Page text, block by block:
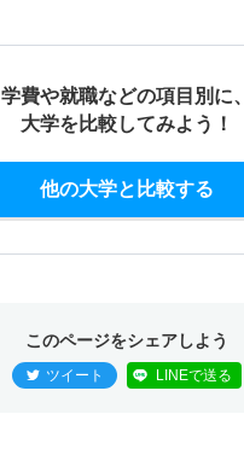
学費や就職などの項目別に、
大学を比較してみよう！
他の大学と比較する
このページをシェアしよう
ツイート LINEで送る